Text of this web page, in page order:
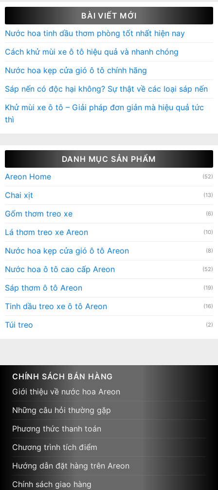
BÀI VIẾT MỚI
Nước hoa tinh dầu thơm phòng tốt nhất hiện nay
Cách khử mùi xe ô tô hiệu quả và nhanh chóng
Nước hoa kẹp cửa gió ô tô chính hãng
Sáp nến có độc hại không? Sự thật về các loại sáp nến
Khử mùi xe ô tô – Giải pháp đơn giản mà hiệu quả tức
thì
DANH MỤC SẢN PHẨM
Areon Home
(52)
Chai xịt (13)
Gốm thơm treo xe (6)
Lá thơm treo xe Areon (10)
Nước hoa kẹp cửa gió ô tô Areon (8)
Nước hoa ô tô cao cấp Areon (52)
Sáp thơm ô tô Areon (19)
Tinh dầu treo xe ô tô Areon (16)
Túi treo (2)
CHÍNH SÁCH BÁN HÀNG
Giới thiệu về nước hoa Areon
Những câu hỏi thường gặp
Phương thức thanh toán
Chương trình tích điểm
Hướng dẫn đặt hàng trên Areon
Chính sách giao hàng